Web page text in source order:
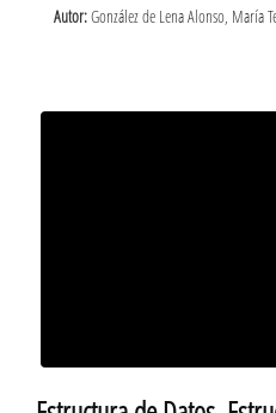
Autor:González de Lena Alonso, María